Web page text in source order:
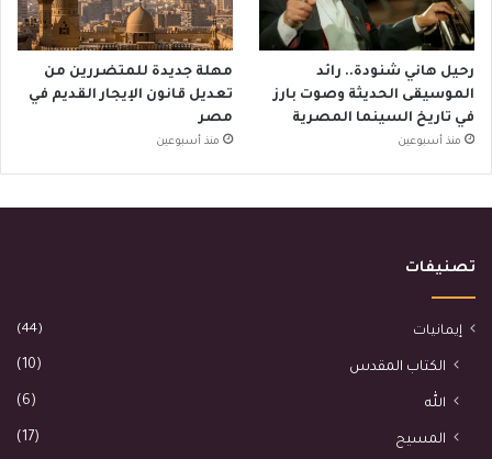
رحيل هاني شنودة.. رائد
الموسيقى الحديثة وصوت بارز
في تاريخ السينما المصرية
منذ أسبوعين
مهلة جديدة للمتضررين من
تعديل قانون الإيجار القديم في
مصر
منذ أسبوعين
تصنيفات
إيمانيات (44)
الكتاب المقدس (10)
الله (6)
المسيح (17)